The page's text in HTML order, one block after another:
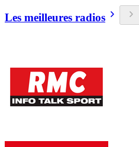
Les meilleures radios